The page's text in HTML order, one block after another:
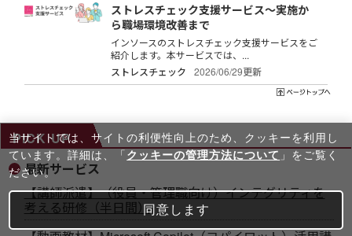
ストレスチェック支援サービス～実施か
ら職場環境改善まで
インソースのストレスチェック支援サービスをご
紹介します。本サービスでは、...
ストレスチェック
2026/06/29更新
PICK UP
最新サービス
【講師派遣】（役員・管理職向け）インテグリティを
考える研修（半日間）
当サイトでは、サイトの利便性向上のため、クッキーを利⽤し
ています。詳細は、「 クッキーの管理方法について 」をご覧く
ださい。
同意します